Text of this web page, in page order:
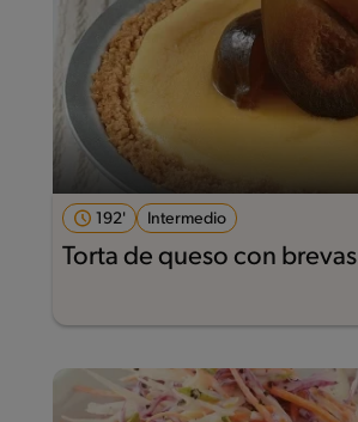
192' Intermedio
Torta de queso con brevas